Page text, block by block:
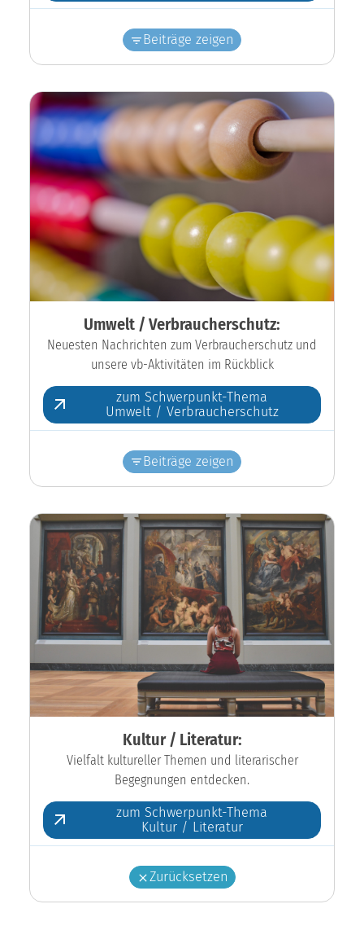
Beiträge zeigen
Umwelt / Verbraucherschutz:
Neuesten Nachrichten zum Verbraucherschutz und
unsere vb-Aktivitäten im Rückblick
zum Schwerpunkt-Thema
Umwelt / Verbraucherschutz
Beiträge zeigen
Kultur / Literatur:
Vielfalt kultureller Themen und literarischer
Begegnungen entdecken.
zum Schwerpunkt-Thema
Kultur / Literatur
Zurücksetzen